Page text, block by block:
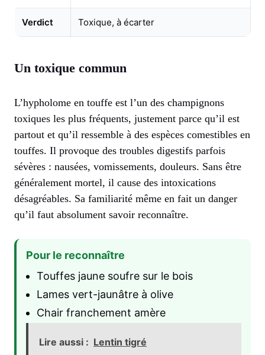
Verdict Toxique, à écarter
Un toxique commun
L’hypholome en touffe est l’un des champignons
toxiques les plus fréquents, justement parce qu’il est
partout et qu’il ressemble à des espèces comestibles en
touffes. Il provoque des troubles digestifs parfois
sévères : nausées, vomissements, douleurs. Sans être
généralement mortel, il cause des intoxications
désagréables. Sa familiarité même en fait un danger
qu’il faut absolument savoir reconnaître.
Pour le reconnaître
Touffes jaune soufre sur le bois
Lames vert-jaunâtre à olive
Chair franchement amère
Lire aussi : Lentin tigré